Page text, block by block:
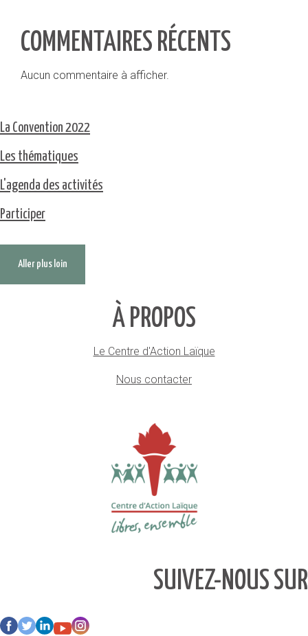
COMMENTAIRES RÉCENTS
Aucun commentaire à afficher.
La Convention 2022
Les thématiques
L'agenda des activités
Participer
Aller plus loin
À PROPOS
Le Centre d'Action Laïque
Nous contacter
SUIVEZ-NOUS SUR